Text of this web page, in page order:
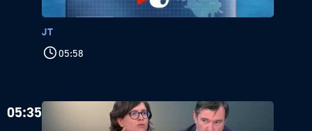
JT
05:58
05:35